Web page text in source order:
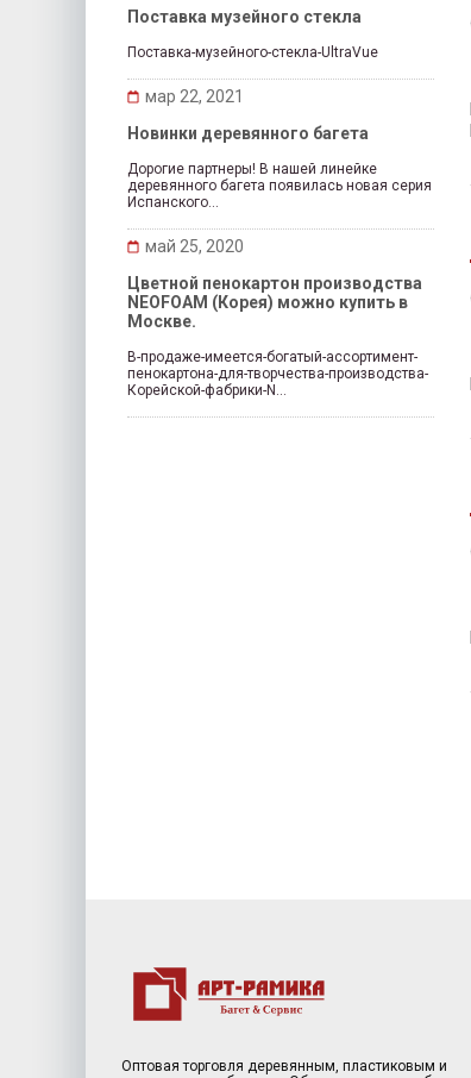
Поставка музейного стекла
Поставка-музейного-стекла-UltraVue
мар 22, 2021
Новинки деревянного багета
Дорогие партнеры! В нашей линейке
деревянного багета появилась новая серия
Испанского...
май 25, 2020
Цветной пенокартон производства
NEOFOAM (Корея) можно купить в
Москве.
В-продаже-имеется-богатый-ассортимент-
пенокартона-для-творчества-производства-
Корейской-фабрики-N...
Оптовая торговля деревянным, пластиковым и